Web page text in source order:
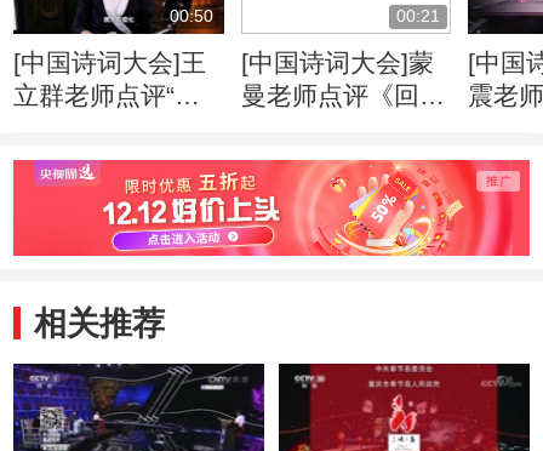
00:50
[中国诗词大会]王
立群老师点评“行
起时”
00:21
[中国诗词大会]蒙
曼老师点评《回乡
[中国
震老
无花
相关推荐